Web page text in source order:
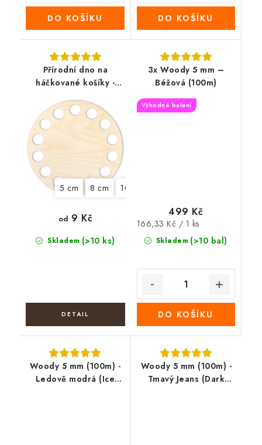
DO KOŠÍKU DO KOŠÍKU
Přírodní dno na
háčkované košíky -
5 cm 8 cm 10 cm
Skladem (>10 ks)
od 9 Kč
3x Woody 5 mm –
Béžová (100m)
Výhodné balení
Skladem (>10 bal)
499 Kč
Měrná
cena:
166,33 Kč / 1 ks
DO KOŠÍKU
Woody 5 mm (100m) -
Ledově modrá (Ice
Woody 5 mm (100m) -
Tmavý Jeans (Dark